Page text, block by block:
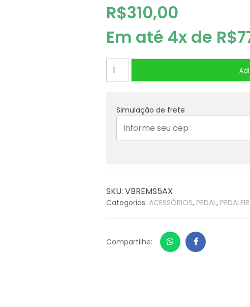
R$310,00
Em até 4x de R$
PEDAL
BEHRINGER
quantidade
Simulação de frete
SKU:VBREMS5AX
Categorias:ACESSÓRIOS, PEDAL,
Compartilhe: WhatsappFacebook